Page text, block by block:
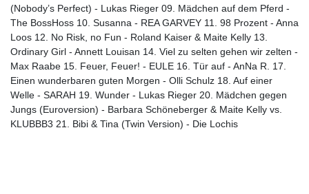
(Nobody’s Perfect) - Lukas Rieger 09. Mädchen auf dem Pferd -
The BossHoss 10. Susanna - REA GARVEY 11. 98 Prozent - Anna
Loos 12. No Risk, no Fun - Roland Kaiser & Maite Kelly 13.
Ordinary Girl - Annett Louisan 14. Viel zu selten gehen wir zelten -
Max Raabe 15. Feuer, Feuer! - EULE 16. Tür auf - AnNa R. 17.
Einen wunderbaren guten Morgen - Olli Schulz 18. Auf einer
Welle - SARAH 19. Wunder - Lukas Rieger 20. Mädchen gegen
Jungs (Euroversion) - Barbara Schöneberger & Maite Kelly vs.
KLUBBB3 21. Bibi & Tina (Twin Version) - Die Lochis